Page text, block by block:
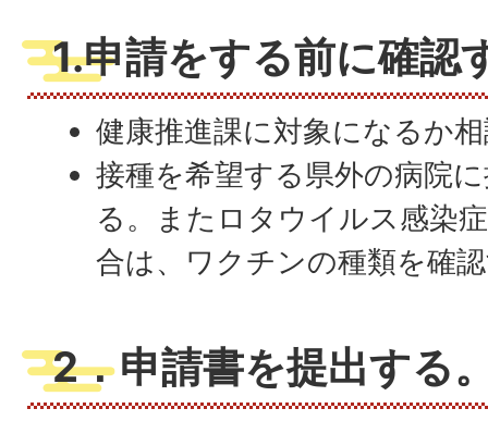
1.申請をする前に確認
健康推進課に対象になるか
接種を希望する県外の病院
る。またロタウイルス感染
合は、ワクチンの種類を確
2．申請書を提出する